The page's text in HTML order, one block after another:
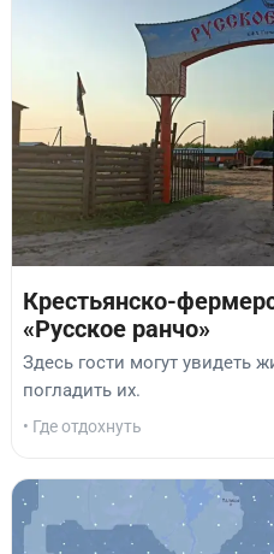
Крестьянско-
«Русское ранчо»
Здесь гости могут увидеть
погладить их.
• Где отдохнуть